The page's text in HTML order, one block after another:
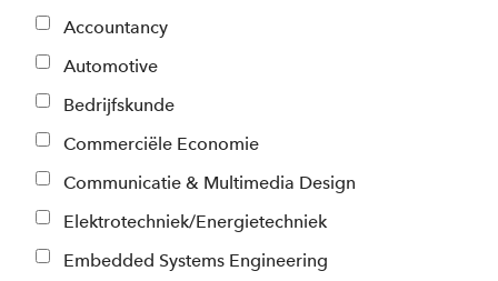
Accountancy
Automotive
Bedrijfskunde
Commerciële Economie
Communicatie & Multimedia Design
Elektrotechniek/Energietechniek
Embedded Systems Engineering